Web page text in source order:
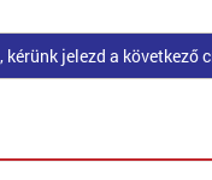
jelezd a következő